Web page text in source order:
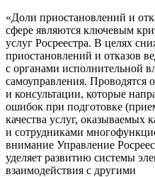
«Доли приостановлений и
сфере являются ключевым
услуг Росреестра. В целях
приостановлений и отказов
с органами исполнительной
самоуправления. Проводятся
и консультации, которые
ошибок при подготовке
качества услуг, оказываемых
и сотрудниками
внимание Управление
уделяет развитию системы
взаимодействия с другими